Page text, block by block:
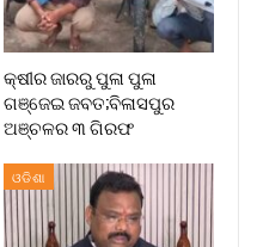
କ୍ଷୀର ଜାରରୁ ପୁଳା ପୁଳା
ଗଞ୍ଜେଇ ଜବତ;ବିଳାସପୁର
ଅଞ୍ଚଳର ୩ ଗିରଫ
ଓଡିଶା